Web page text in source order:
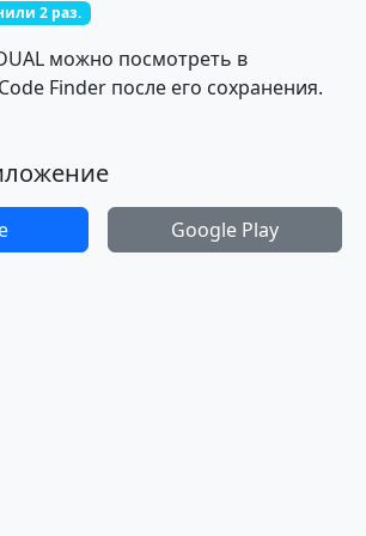
2 раз.
можно посмотреть в
Finder после его сохранения.
Google Play